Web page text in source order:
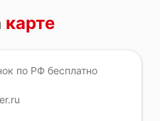
карте
по РФ бесплатно